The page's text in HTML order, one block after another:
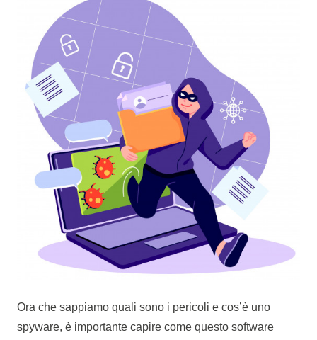
Ora che sappiamo quali sono i pericoli e cos’è uno
spyware, è importante capire come questo software